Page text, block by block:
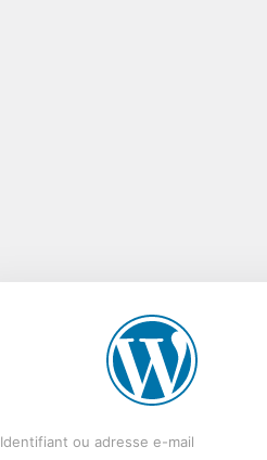
Identifiant ou adresse e-mail